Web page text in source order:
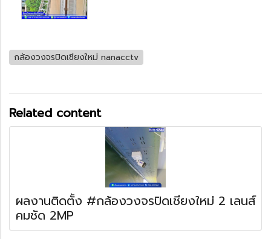
กล้องวงจรปิดเชียงใหม่ nanacctv
Related content
ผลงานติดตั้ง #กล้องวงจรปิดเชียงใหม่ 2 เลนส์
คมชัด 2MP